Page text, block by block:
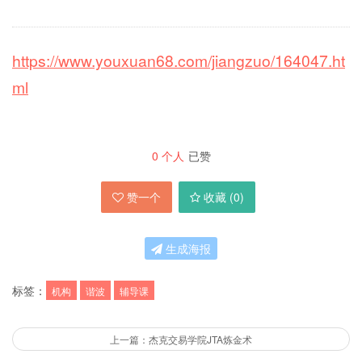
https://www.youxuan68.com/jiangzuo/164047.ht
ml
0 个人 已赞
赞一个 收藏 (0)
生成海报
标签： 机构 谐波 辅导课
上一篇：杰克交易学院JTA炼金术